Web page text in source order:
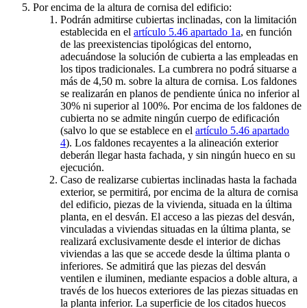
Por encima de la altura de cornisa del edificio:
Podrán admitirse cubiertas inclinadas, con la limitación
establecida en el artículo 5.46 apartado 1a, en función
de las preexistencias tipológicas del entorno,
adecuándose la solución de cubierta a las empleadas en
los tipos tradicionales. La cumbrera no podrá situarse a
más de 4,50 m. sobre la altura de cornisa. Los faldones
se realizarán en planos de pendiente única no inferior al
30% ni superior al 100%. Por encima de los faldones de
cubierta no se admite ningún cuerpo de edificación
(salvo lo que se establece en el artículo 5.46 apartado
4). Los faldones recayentes a la alineación exterior
deberán llegar hasta fachada, y sin ningún hueco en su
ejecución.
Caso de realizarse cubiertas inclinadas hasta la fachada
exterior, se permitirá, por encima de la altura de cornisa
del edificio, piezas de la vivienda, situada en la última
planta, en el desván. El acceso a las piezas del desván,
vinculadas a viviendas situadas en la última planta, se
realizará exclusivamente desde el interior de dichas
viviendas a las que se accede desde la última planta o
inferiores. Se admitirá que las piezas del desván
ventilen e iluminen, mediante espacios a doble altura, a
través de los huecos exteriores de las piezas situadas en
la planta inferior. La superficie de los citados huecos